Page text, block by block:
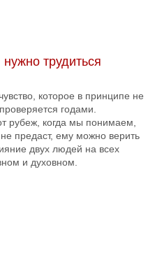
трудиться
которое в принципе не
годами.
рубеж, когда мы понимаем,
не предаст, ему можно верить
двух людей на всех
и духовном.